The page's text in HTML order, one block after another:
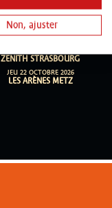
ZENITH STRASBOURG
JEU 22 OCTOBRE 2026
LES ARÈNES METZ
Non, ajuster